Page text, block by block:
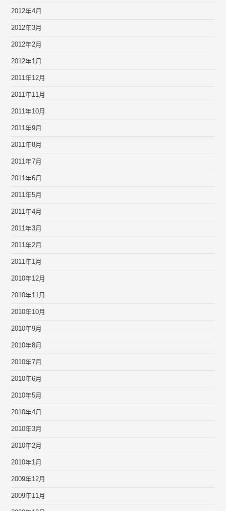
2012年4月
2012年3月
2012年2月
2012年1月
2011年12月
2011年11月
2011年10月
2011年9月
2011年8月
2011年7月
2011年6月
2011年5月
2011年4月
2011年3月
2011年2月
2011年1月
2010年12月
2010年11月
2010年10月
2010年9月
2010年8月
2010年7月
2010年6月
2010年5月
2010年4月
2010年3月
2010年2月
2010年1月
2009年12月
2009年11月